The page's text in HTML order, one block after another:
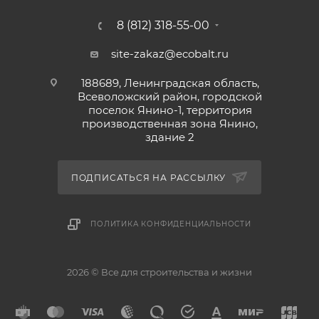
8 (812) 318-55-00
site-zakaz@ecobalt.ru
188689, Ленинградская область,
Всеволожский район, городской
поселок Янино-1, территория
производственная зона Янино,
здание 2
ПОДПИСАТЬСЯ НА РАССЫЛКУ
ПОЛИТИКА КОНФИДЕНЦИАЛЬНОСТИ
2026 © Все для строительства и жизни